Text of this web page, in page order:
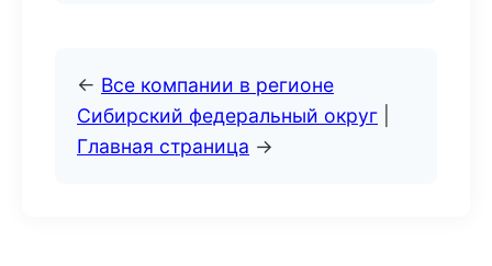
← Все компании в регионе
Сибирский федеральный округ
Главная страница →